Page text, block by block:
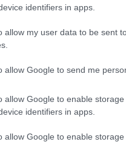
identifiers in apps.
allow my user data to be sent
allow Google to send me
allow Google to enable
identifiers in apps.
allow Google to enable
news da